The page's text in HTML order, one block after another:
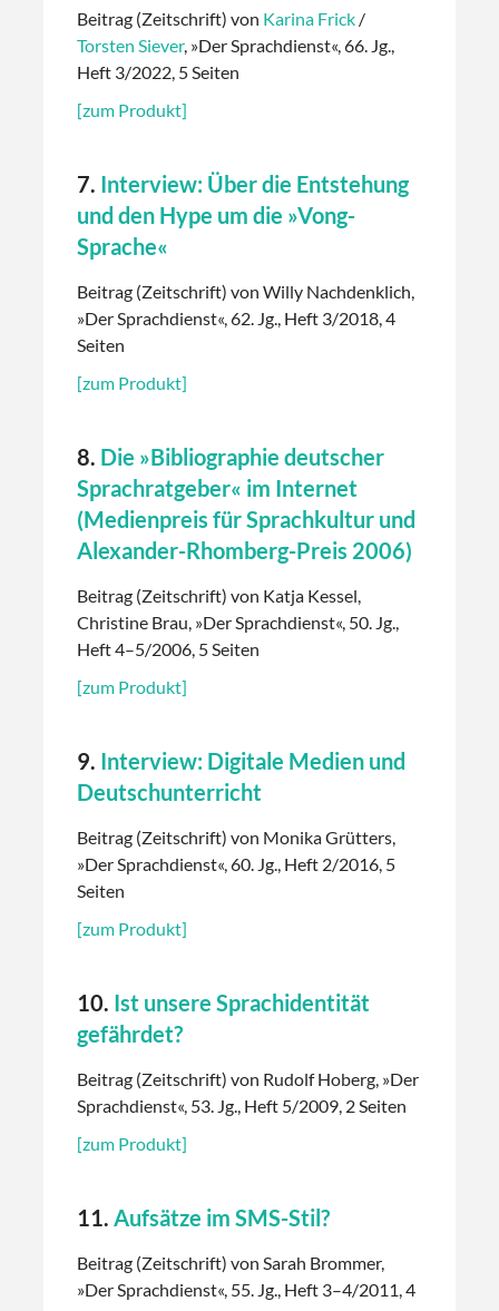
Beitrag (Zeitschrift) von Karina Frick /
Torsten Siever, »Der Sprachdienst«, 66. Jg.,
Heft 3/2022, 5 Seiten
[zum Produkt]
7. Interview: Über die Entstehung
und den Hype um die »Vong-
Sprache«
Beitrag (Zeitschrift) von Willy Nachdenklich,
»Der Sprachdienst«, 62. Jg., Heft 3/2018, 4
Seiten
[zum Produkt]
8. Die »Bibliographie deutscher
Sprachratgeber« im Internet
(Medienpreis für Sprachkultur und
Alexander-Rhomberg-Preis 2006)
Beitrag (Zeitschrift) von Katja Kessel,
Christine Brau, »Der Sprachdienst«, 50. Jg.,
Heft 4–5/2006, 5 Seiten
[zum Produkt]
9. Interview: Digitale Medien und
Deutschunterricht
Beitrag (Zeitschrift) von Monika Grütters,
»Der Sprachdienst«, 60. Jg., Heft 2/2016, 5
Seiten
[zum Produkt]
10. Ist unsere Sprachidentität
gefährdet?
Beitrag (Zeitschrift) von Rudolf Hoberg, »Der
Sprachdienst«, 53. Jg., Heft 5/2009, 2 Seiten
[zum Produkt]
11. Aufsätze im SMS-Stil?
Beitrag (Zeitschrift) von Sarah Brommer,
»Der Sprachdienst«, 55. Jg., Heft 3–4/2011, 4